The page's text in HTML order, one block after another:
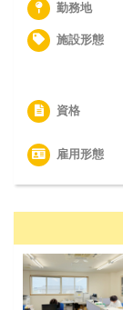
勤務地
施設形態
資格
雇用形態